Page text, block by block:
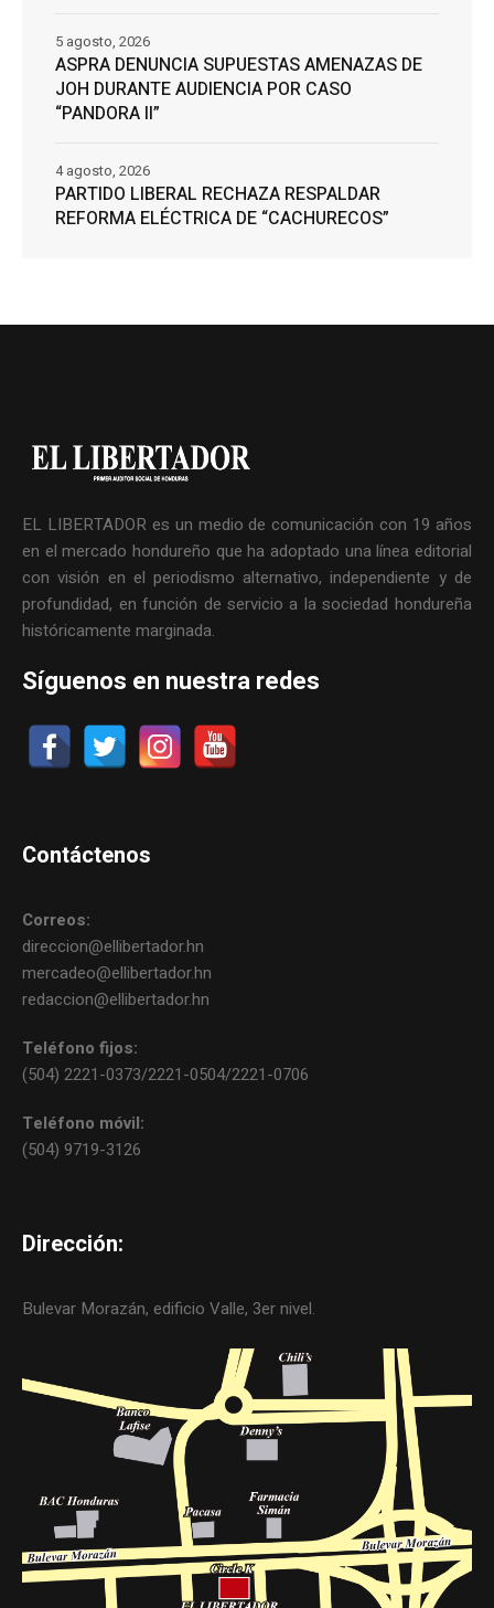
ASPRA DENUNCIA SUPUESTAS AMENAZAS DE
JOH DURANTE AUDIENCIA POR CASO
“PANDORA II”
5 agosto, 2026
PARTIDO LIBERAL RECHAZA RESPALDAR
REFORMA ELÉCTRICA DE “CACHURECOS”
4 agosto, 2026
EL LIBERTADOR es un medio de comunicación con 19 años
en el mercado hondureño que ha adoptado una línea editorial
con visión en el periodismo alternativo, independiente y de
profundidad, en función de servicio a la sociedad hondureña
históricamente marginada.
Síguenos en nuestra redes
Contáctenos
Correos:
direccion@ellibertador.hn
mercadeo@ellibertador.hn
redaccion@ellibertador.hn
Teléfono fijos:
(504) 2221-0373/2221-0504/2221-0706
Teléfono móvil:
(504) 9719-3126
Dirección:
Bulevar Morazán, edificio Valle, 3er nivel.